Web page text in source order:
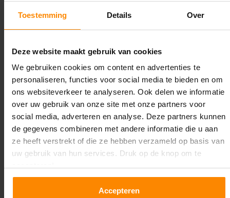
Toestemming Details Over
Deze website maakt gebruik van cookies
We gebruiken cookies om content en advertenties te
personaliseren, functies voor social media te bieden en om
ons websiteverkeer te analyseren. Ook delen we informatie
over uw gebruik van onze site met onze partners voor
social media, adverteren en analyse. Deze partners kunnen
de gegevens combineren met andere informatie die u aan
ze heeft verstrekt of die ze hebben verzameld op basis van
uw gebruik van hun services. Druk op de knop om te
Accepteren
Oplossing op maat nodig?
Wij kunnen je helpen!
draagkrachten? Speciale uitvoeringen? Onze
experts werken het graag uit! Maatwerk is onze